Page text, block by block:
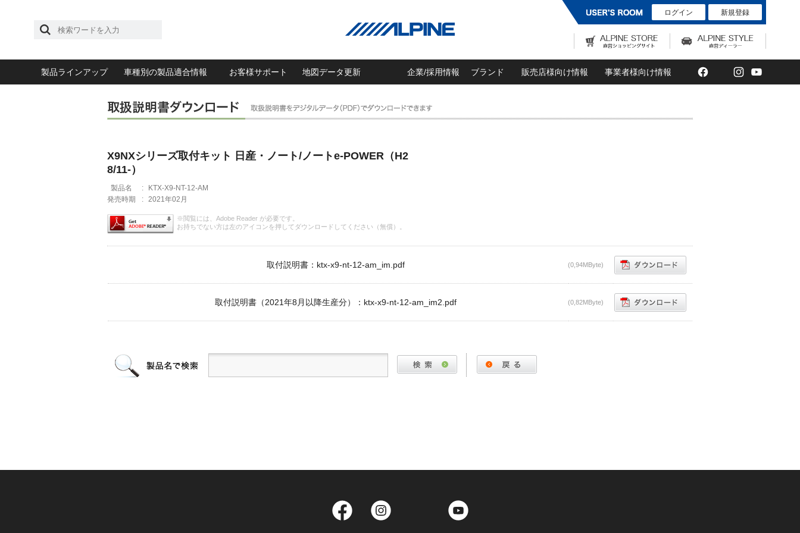
ログイン 新規登録
製品ラインアップ 車種別の製品適合情報 お客様サポート 地図データ更新 企業/採用情報 ブランド 販売店様向け情報 事業者様向け情報 Facebook
TwitterInstagram
X9NXシリーズ取付キット 日産・ノート/ノートe-POWER（H2
8/11-）
製品名 :
KTX-X9-NT-12-AM
発売時期
: 2021年02月
※閲覧には、Adobe Reader が必要です。
お持ちでない方は左のアイコンを押してダウンロードしてください（無償）。
取付説明書：ktx-x9-nt-12-am_im.pdf (0,94MByte)
取付説明書（2021年8月以降生産分）：ktx-x9-nt-12-am_im2.pdf (0,82MByte)
Facebook Twitter